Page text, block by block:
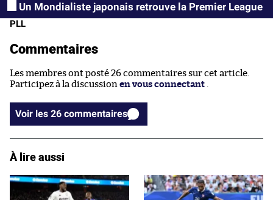
Un Mondialiste japonais retrouve la Premier League
PLL
Commentaires
Les membres ont posté 26 commentaires sur cet article.
Participez à la discussion en vous connectant .
Voir les 26 commentaires
À lire aussi